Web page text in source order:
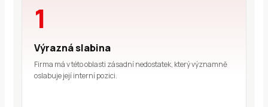
1
Výrazná slabina
Firma má v této oblasti zásadní nedostatek, který významně
oslabuje její interní pozici.